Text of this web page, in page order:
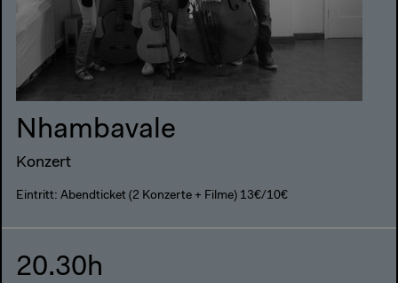
Nhambavale
Konzert
Eintritt: Abendticket (2 Konzerte + Filme) 13€/10€
20.30h